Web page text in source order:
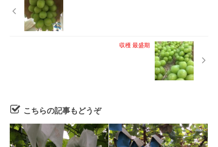
収穫 最盛期
こちらの記事もどうぞ